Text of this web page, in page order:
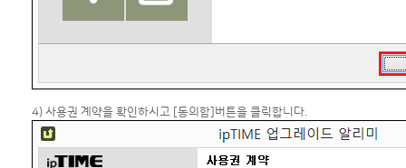
4) 사용권 계약을 확인하시고 [동의함]버튼을 클릭합니다.